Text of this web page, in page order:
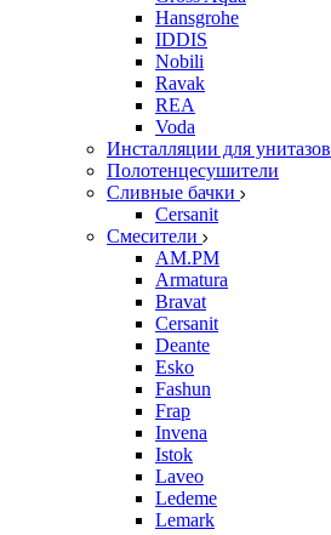
Hansgrohe
IDDIS
Nobili
Ravak
REA
Voda
Инсталляции для унитазов
Полотенцесушители
Сливные бачки
Cersanit
Смесители
AM.PM
Armatura
Bravat
Cersanit
Deante
Esko
Fashun
Frap
Invena
Istok
Laveo
Ledeme
Lemark